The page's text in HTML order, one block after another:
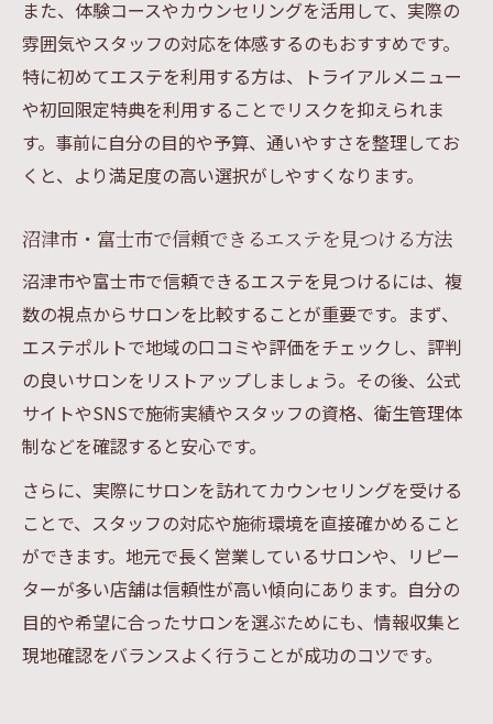
また、体験コースやカウンセリングを活用して、実際の
雰囲気やスタッフの対応を体感するのもおすすめです。
特に初めてエステを利用する方は、トライアルメニュー
や初回限定特典を利用することでリスクを抑えられま
す。事前に自分の目的や予算、通いやすさを整理してお
くと、より満足度の高い選択がしやすくなります。
沼津市・富士市で信頼できるエステを見つける方法
沼津市や富士市で信頼できるエステを見つけるには、複
数の視点からサロンを比較することが重要です。まず、
エステポルトで地域の口コミや評価をチェックし、評判
の良いサロンをリストアップしましょう。その後、公式
サイトやSNSで施術実績やスタッフの資格、衛生管理体
制などを確認すると安心です。
さらに、実際にサロンを訪れてカウンセリングを受ける
ことで、スタッフの対応や施術環境を直接確かめること
ができます。地元で長く営業しているサロンや、リピー
ターが多い店舗は信頼性が高い傾向にあります。自分の
目的や希望に合ったサロンを選ぶためにも、情報収集と
現地確認をバランスよく行うことが成功のコツです。